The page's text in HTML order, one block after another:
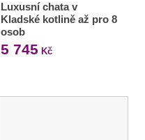
Luxusní chata v
Kladské kotlině až pro 8
osob
5 745 Kč